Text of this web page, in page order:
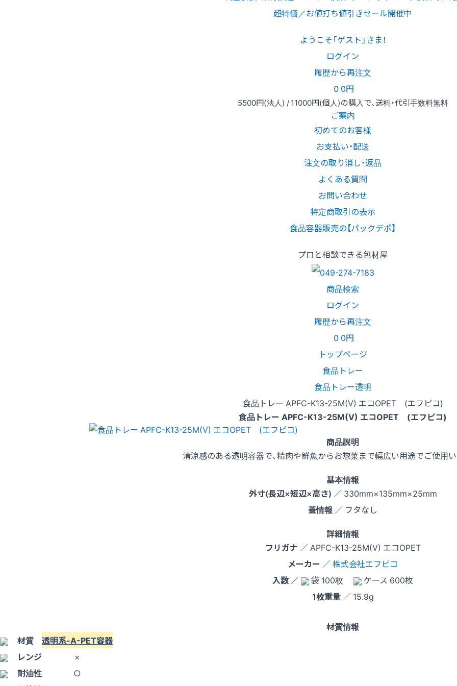
超特価／お値打ち値引きセール開催中
ようこそ「ゲスト」さま！
ログイン
履歴から再注文
0 0円
5500円(法人) /11000円(個人)の購入で、送料・代引手数料無料
ご案内
初めてのお客様
お支払い・配送
注文の取り消し・返品
よくある質問
お問い合わせ
特定商取引の表示
食品容器販売の【パックデポ】
プロと相談できる包材屋
商品検索
ログイン
履歴から再注文
0 0円
トップページ
食品トレー
食品トレー透明
食品トレー APFC-K13-25M(V) エコOPET (エフピコ)
食品トレー APFC-K13-25M(V) エコOPET (エフピコ)
商品説明
清涼感のある透明容器で、精肉や鮮魚からお惣菜まで幅広い用途でご使用
基本情報
外寸(長辺×短辺×高さ) ／ 330mm×135mm×25mm
蓋情報 ／ フタなし
詳細情報
フリガナ ／ APFC-K13-25M(V) エコOPET
メーカー ／株式会社エフピコ
入数 ／ 袋 100枚
ケース 600枚
1枚重量／ 15.9g
材質情報
材質 透明系-A-PET容器
レンジ
×
耐油性
○